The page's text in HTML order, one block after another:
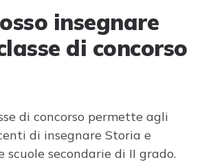
insegnare
di concorso
di concorso permette agli
di insegnare Storia e
scuole secondarie di II grado.